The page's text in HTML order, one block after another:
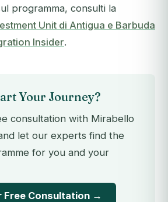
programma, consulti la
Unit di Antigua e Barbuda
Insider.
Your Journey?
consultation with Mirabello
let our experts find the
for you and your
Free Consultation →